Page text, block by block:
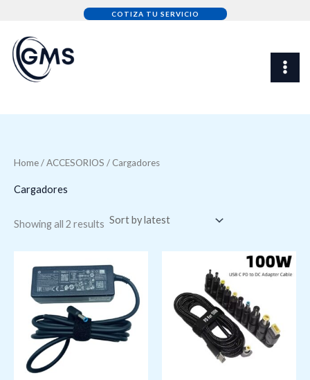
content
COTIZA TU SERVICIO
Home/ACCESORIOS / Cargadores
Cargadores
Showing all 2 results
by
latest